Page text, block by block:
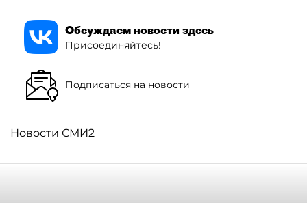
Обсуждаем новости здесь
Присоединяйтесь!
Подписаться на новости
Новости СМИ2